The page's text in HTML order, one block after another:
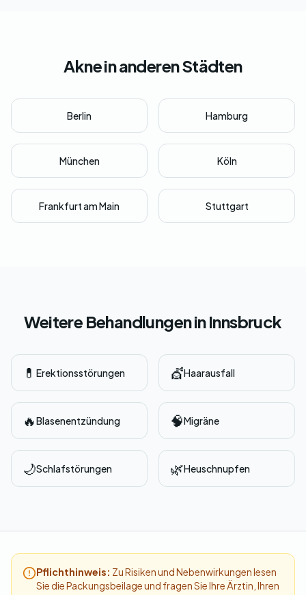
Akne in anderen Städten
Berlin Hamburg
München Köln
Frankfurt am Main Stuttgart
Weitere Behandlungen in Innsbruck
💊 Erektionsstörungen 💇Haarausfall
🔥Blasenentzündung 🧠Migräne
🌙Schlafstörungen 🌿Heuschnupfen
Pflichthinweis: Zu Risiken und Nebenwirkungen lesen
Sie die Packungsbeilage und fragen Sie Ihre Ärztin, Ihren